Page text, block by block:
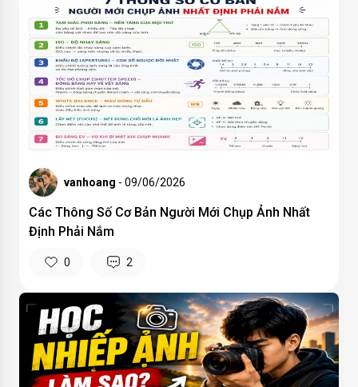
vanhoang - 09/06/2026
Các Thông Số Cơ Bản Người Mới Chụp Ảnh Nhất
Định Phải Nắm
0 2